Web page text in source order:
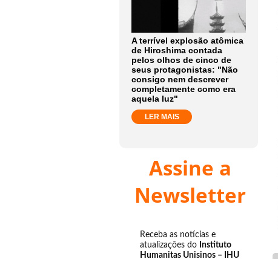
A terrível explosão atômica
de Hiroshima contada
pelos olhos de cinco de
seus protagonistas: "Não
consigo nem descrever
completamente como era
aquela luz"
LER MAIS
Assine a
Newsletter
Receba as notícias e
atualizações do Instituto
Humanitas Unisinos – IHU